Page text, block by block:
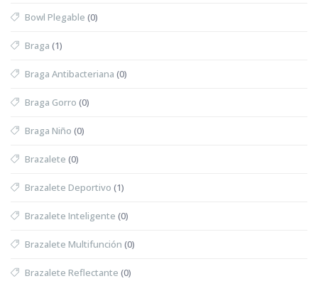
Bowl Plegable (0)
Braga (1)
Braga Antibacteriana (0)
Braga Gorro (0)
Braga Niño (0)
Brazalete (0)
Brazalete Deportivo (1)
Brazalete Inteligente (0)
Brazalete Multifunción (0)
Brazalete Reflectante (0)